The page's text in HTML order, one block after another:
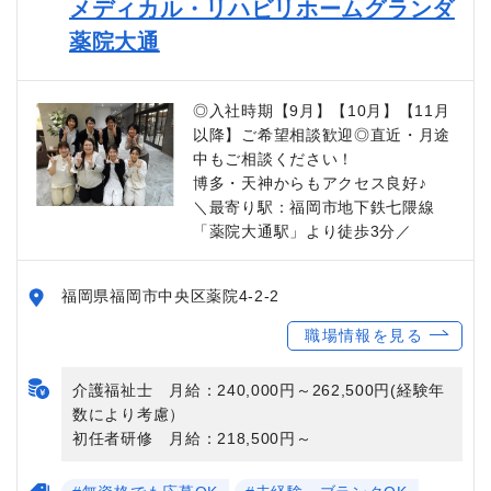
メディカル・リハビリホームグランダ
薬院大通
◎入社時期【9月】【10月】【11月
以降】ご希望相談歓迎◎直近・月途
中もご相談ください！
博多・天神からもアクセス良好♪
＼最寄り駅：福岡市地下鉄七隈線
「薬院大通駅」より徒歩3分／
福岡県福岡市中央区薬院4-2-2
職場情報を見る
介護福祉士 月給：240,000円～262,500円(経験年
数により考慮）
初任者研修 月給：218,500円～